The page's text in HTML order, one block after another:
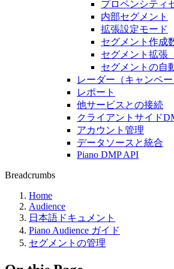
プロペンシティ
内部セグメント
拡張設定モード
セグメント作成
セグメント拡張
セグメントの自
レーダー（キャンペ
レポート
他サービスとの接続
クライアントサイド
アカウント管理
データソースと統合
Piano DMP API
Breadcrumbs
Home
Audience
日本語ドキュメント
Piano Audience ガイド
セグメントの管理